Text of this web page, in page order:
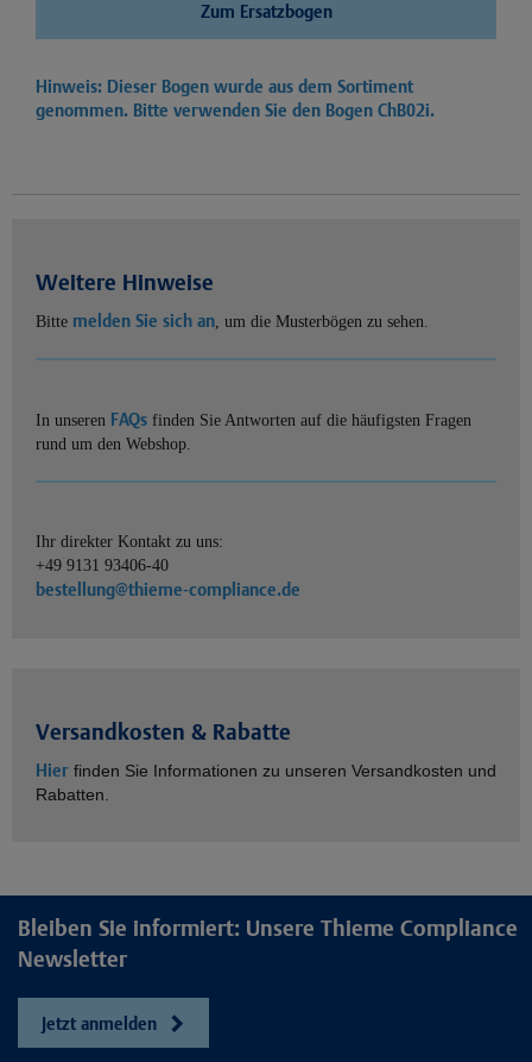
Zum Ersatzbogen
Hinweis: Dieser Bogen wurde aus dem Sortiment
genommen. Bitte verwenden Sie den Bogen ChB02i.
Weitere Hinweise
Bitte melden Sie sich an, um die Musterbögen zu sehen.
In unseren FAQs finden Sie Antworten auf die häufigsten Fragen
rund um den Webshop.
Ihr direkter Kontakt zu uns:
+49 9131 93406-40
bestellung@thieme-compliance.de
Versandkosten & Rabatte
Hier finden Sie Informationen zu unseren Versandkosten und
Rabatten.
Bleiben Sie informiert: Unsere Thieme Compliance
Newsletter
Jetzt anmelden